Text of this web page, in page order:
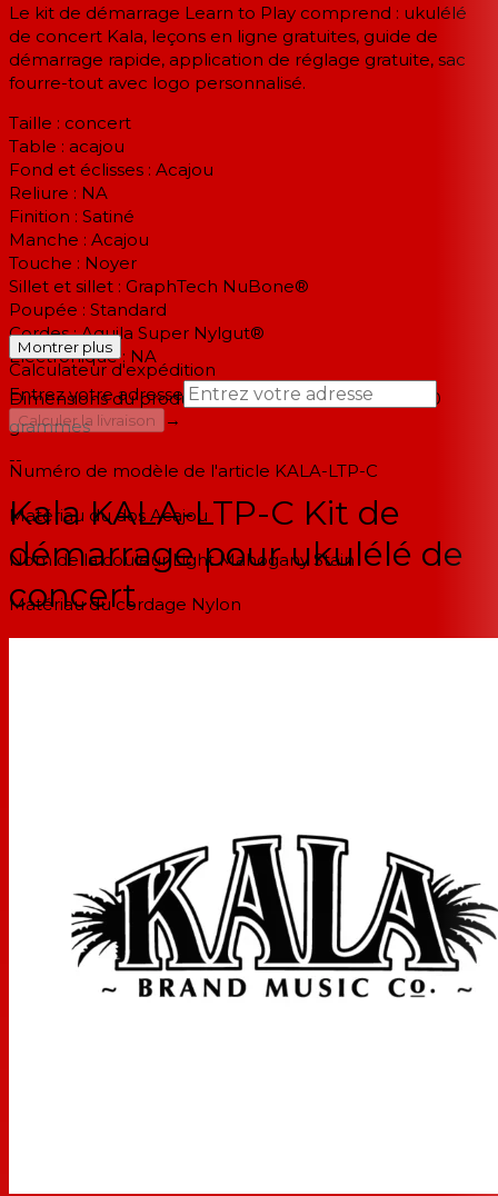
Le kit de démarrage Learn to Play comprend : ukulélé
de concert Kala, leçons en ligne gratuites, guide de
démarrage rapide, application de réglage gratuite, sac
fourre-tout avec logo personnalisé.
Taille : concert
Table : acajou
Fond et éclisses : Acajou
Reliure : NA
Finition : Satiné
Manche : Acajou
Touche : Noyer
Sillet et sillet : GraphTech NuBone®
Poupée : Standard
Cordes : Aquila Super Nylgut®
Électronique : NA
Dimensions du produit 65,41 x 10,16 x 24,77 cm ; 780
grammes
Numéro de modèle de l'article‎ KALA-LTP-C
Matériau du dos‎ Acajou
Nom de la couleur‎ Light Mahogany Stain
Matériau du cordage ‎Nylon
Montrer plus
Calculateur d'expédition
Entrez votre adresse
Calculer la livraison
→
--
Kala KALA-LTP-C Kit de
démarrage pour ukulélé de
concert